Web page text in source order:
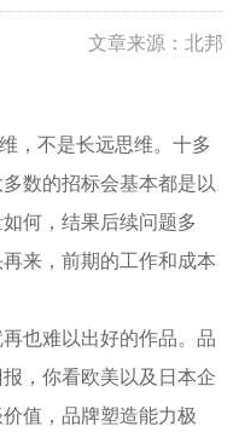
文章来源：北邦
，不是长远思维。十多
数的招标会基本都是以
何，结果后续问题多
来，前期的工作和成本
也难以出好的作品。品
，你看欧美以及日本企
值，品牌塑造能力极